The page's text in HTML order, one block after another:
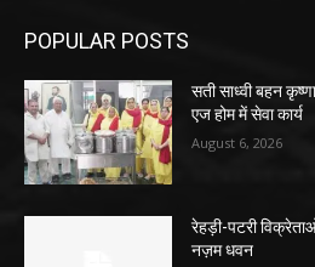
POPULAR POSTS
सती साध्वी बहन
एज होम में सेवा कार्य
August 6, 2026
रेहड़ी-पटरी
नज़म धवन